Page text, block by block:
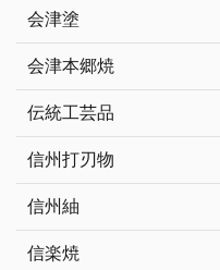
会津塗
会津本郷焼
伝統工芸品
信州打刃物
信州紬
信楽焼